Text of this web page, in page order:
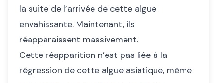
la suite de l’arrivée de cette algue
envahissante. Maintenant, ils
réapparaissent massivement.
Cette réapparition n’est pas liée à la
régression de cette algue asiatique, même